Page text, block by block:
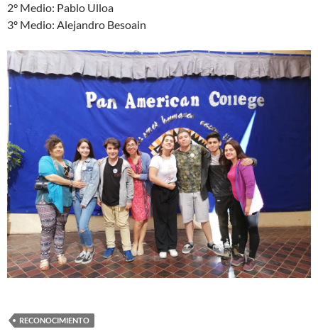
2° Medio: Pablo Ulloa
3º Medio: Alejandro Besoain
RECONOCIMIENTO